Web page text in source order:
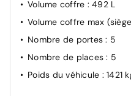
Témoin d'oubli de
Volume coffre : 492 L
Volume coffre max
Nombre de portes: 5
Nombre de places: 5
Poids du véhicule : 1421